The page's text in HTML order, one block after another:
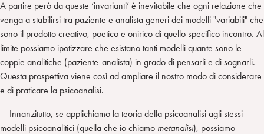
A partire però da queste ‘invarianti’ è inevitabile che ogni relazione che
venga a stabilirsi tra paziente e analista generi dei modelli "variabili" che
sono il prodotto creativo, poetico e onirico di quello specifico incontro. Al
limite possiamo ipotizzare che esistano tanti modelli quante sono le
coppie analitiche (paziente-analista) in grado di pensarli e di sognarli.
Questa prospettiva viene così ad ampliare il nostro modo di considerare
e di praticare la psicoanalisi.
Innanzitutto, se applichiamo la teoria della psicoanalisi agli stessi
modelli psicoanalitici (quella che io chiamo metanalisi), possiamo